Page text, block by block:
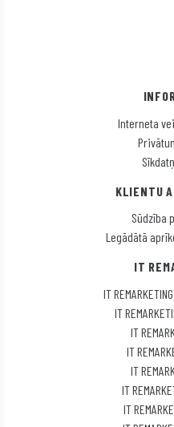
Interneta
KLIENTU
Sūdzība
Legādātā
IT
IT
IT
IT
IT
IT
IT
IT